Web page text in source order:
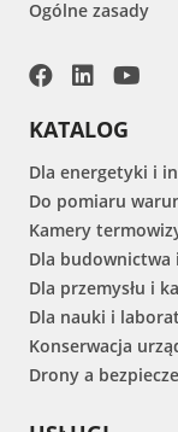
Ogólne zasady
KATALOG
Dla energetyki i
Do pomiaru
Kamery
Dla
Dla przemysłu i
Dla nauki i
Konserwacja
Drony a